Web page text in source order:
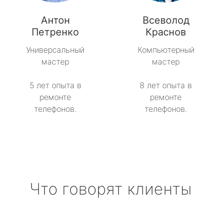
Антон
Петренко
Универсальный
мастер
5 лет опыта в
ремонте
телефонов.
Всеволод
Краснов
Компьютерный
мастер
8 лет опыта в
ремонте
телефонов.
Что говорят клиенты